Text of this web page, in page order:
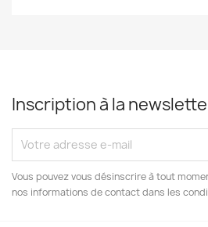
Inscription à la
Vous pouvez vous désinscrire à tout
nos informations de contact dans les